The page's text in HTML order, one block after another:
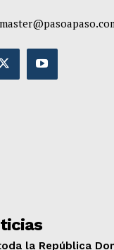
la República